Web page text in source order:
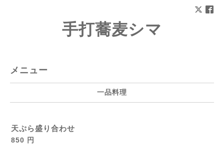
手打蕎麦シマ
メニュー
一品料理
天ぷら盛り合わせ
850 円